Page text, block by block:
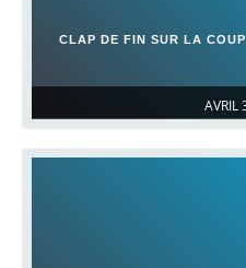
AVRIL
CLAP DE FIN SUR LA